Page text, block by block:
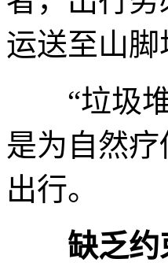
运送至山
“垃圾堆
是为自然
出行。
缺乏